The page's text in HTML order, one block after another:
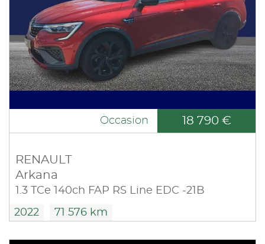
Occasion 18 790 €
RENAULT
Arkana
1.3 TCe 140ch FAP RS Line EDC -21B
2022 71 576 km